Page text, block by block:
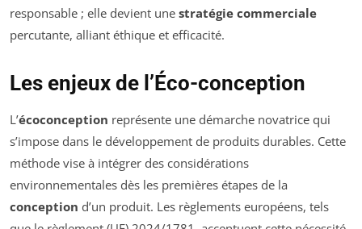
responsable ; elle devient une stratégie commerciale
percutante, alliant éthique et efficacité.
Les enjeux de l’Éco-conception
L’écoconception représente une démarche novatrice qui
s’impose dans le développement de produits durables. Cette
méthode vise à intégrer des considérations
environnementales dès les premières étapes de la
conception d’un produit. Les règlements européens, tels